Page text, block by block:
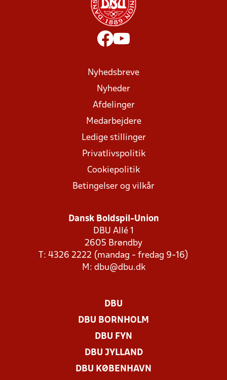
Nyhedsbreve
Nyheder
Afdelinger
Medarbejdere
Ledige stillinger
Privatlivspolitik
Cookiepolitik
Betingelser og vilkår
Dansk Boldspil-Union
DBU Allé 1
2605 Brøndby
T: 4326 2222 (mandag - fredag 9-16)
M: dbu@dbu.dk
DBU
DBU BORNHOLM
DBU FYN
DBU JYLLAND
DBU KØBENHAVN